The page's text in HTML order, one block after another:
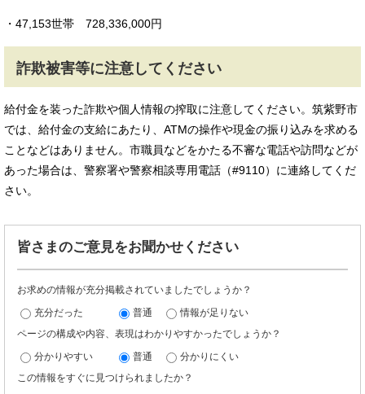
・47,153世帯 728,336,000円
詐欺被害等に注意してください
給付金を装った詐欺や個人情報の搾取に注意してください。筑紫野市
では、給付金の支給にあたり、ATMの操作や現金の振り込みを求める
ことなどはありません。市職員などをかたる不審な電話や訪問などが
あった場合は、警察署や警察相談専用電話（#9110）に連絡してくだ
さい。
皆さまのご意見をお聞かせください
お求めの情報が充分掲載されていましたでしょうか？
充分だった 普通
情報が足りない
ページの構成や内容、表現はわかりやすかったでしょうか？
分かりやすい 普通
分かりにくい
この情報をすぐに見つけられましたか？